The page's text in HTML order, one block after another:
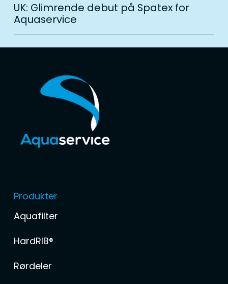
UK: Glimrende debut på Spatex for
Aquaservice
Produkter
Aquafilter
HardRIB®
Rørdeler